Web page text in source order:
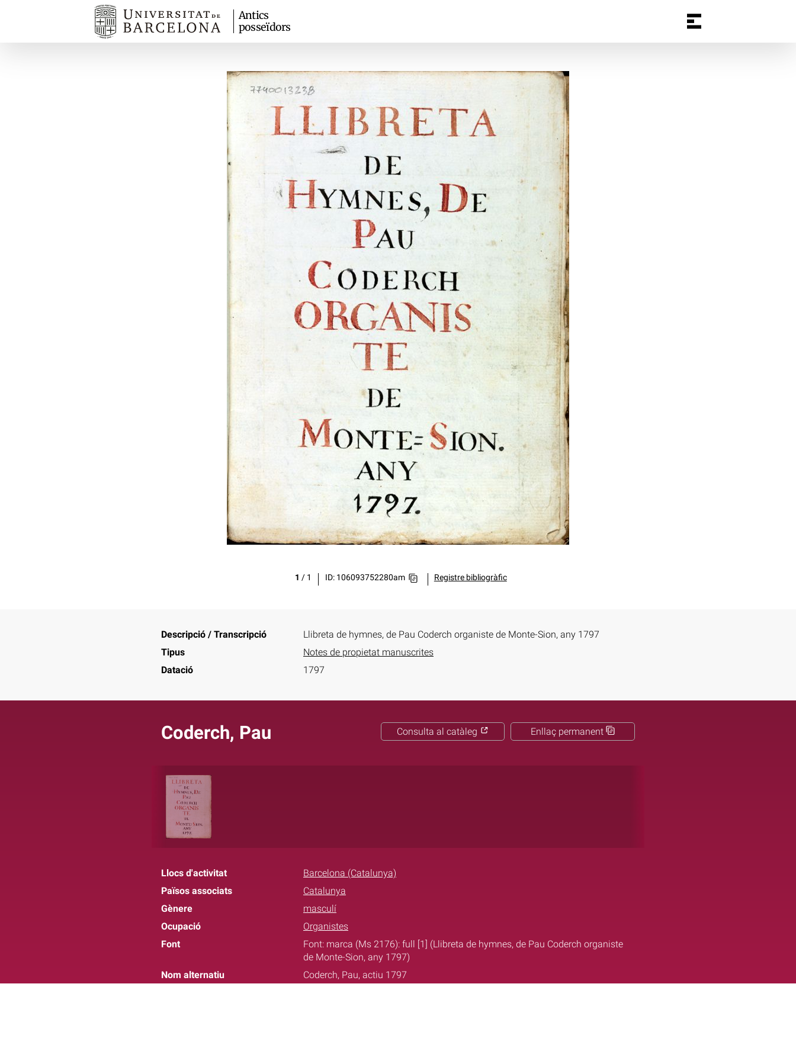
Antics
posseïdors
1 / 1 ID: 106093752280am Registre bibliogràfic
Descripció / Transcripció
Llibreta de hymnes, de Pau Coderch organiste de Monte-Sion, any 1797
Tipus
Notes de propietat manuscrites
Datació
1797
Coderch, Pau Enllaç permanent
Consulta al catàleg
Llocs d'activitat
Barcelona (Catalunya)
Països associats
Catalunya
Gènere
masculí
Ocupació
Organistes
Font
Font: marca (Ms 2176): full [1] (Llibreta de hymnes, de Pau Coderch organiste
de Monte-Sion, any 1797)
Nom alternatiu
Coderch, Pau, actiu 1797